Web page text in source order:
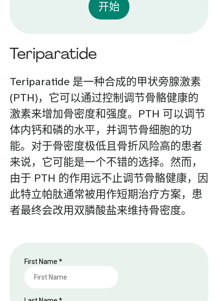
开始
Teriparatide
Teriparatide 是一种合成的甲状旁腺激素
(PTH)，它可以通过控制调节骨骼健康的
激素来增加骨密度和强度。PTH 可以调节
体内钙和磷的水平，并调节骨细胞的功
能。对于骨密度极低且骨折风险高的患者
来说，它可能是一个不错的选择。然而，
由于 PTH 的作用远不止调节骨骼健康，因
此特立帕肽通常被用作短期治疗方案，患
者最终会改用双膦酸盐来维持骨密度。